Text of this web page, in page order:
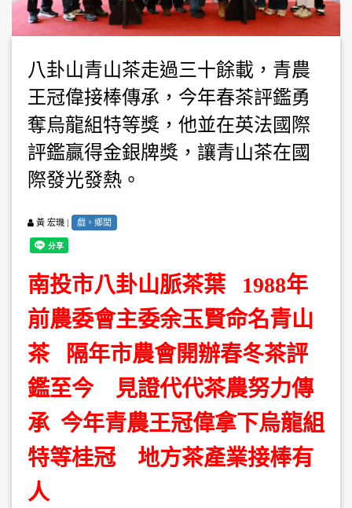
八卦山青山茶走過三十餘載，青農
王冠偉接棒傳承，今年春茶評鑑勇
奪烏龍組特等獎，他並在英法國際
評鑑贏得金銀牌獎，讓青山茶在國
際發光發熱。
黃 宏璣 | 戲。鄉閭
南投市八卦山脈茶葉 1988年
前農委會主委余玉賢命名青山
茶 隔年市農會開辦春冬茶評
鑑至今 見證代代茶農努力傳
承 今年青農王冠偉拿下烏龍組
特等桂冠 地方茶產業接棒有
人